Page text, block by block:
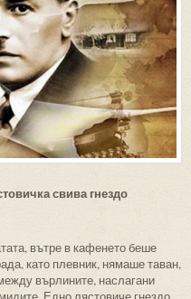
свива гнездо
вътре в кафенето беше
като плевник, нямаше таван,
върлините, наслагани